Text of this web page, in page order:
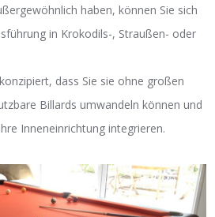
haben, können Sie sich
in Krokodils-, Straußen- oder
dass Sie sie ohne großen
Billards umwandeln können und
Inneneinrichtung integrieren.